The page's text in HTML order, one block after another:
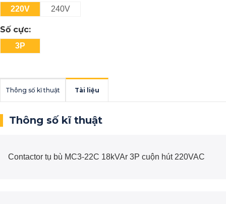
220V 240V
Số cực:
3P
Thông số kĩ thuật Tài liệu
Thông số kĩ thuật
Contactor tụ bù MC3-22C 18kVAr 3P cuộn hút 220VAC